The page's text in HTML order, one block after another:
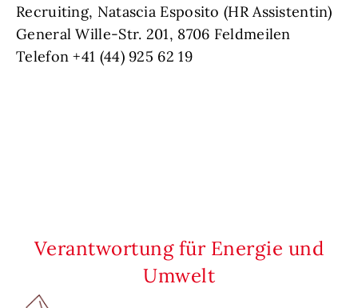
Recruiting, Natascia Esposito (HR Assistentin)
General Wille-Str. 201, 8706 Feldmeilen
Telefon +41 (44) 925 62 19
Verantwortung für Energie und
Umwelt